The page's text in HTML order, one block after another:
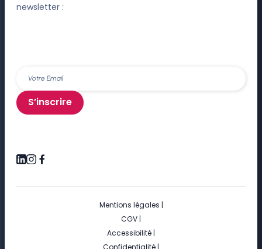
newsletter :
S’inscrire
Mentions légales |
CGV |
Accessibilité |
Confidentialité |